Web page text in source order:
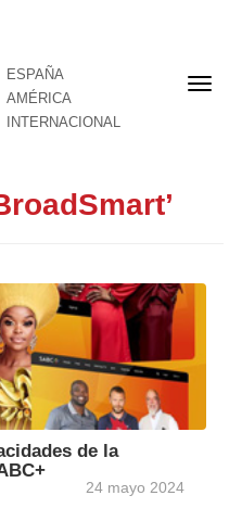
ESPAÑA
AMÉRICA
INTERNACIONAL
de la
24 mayo 2024